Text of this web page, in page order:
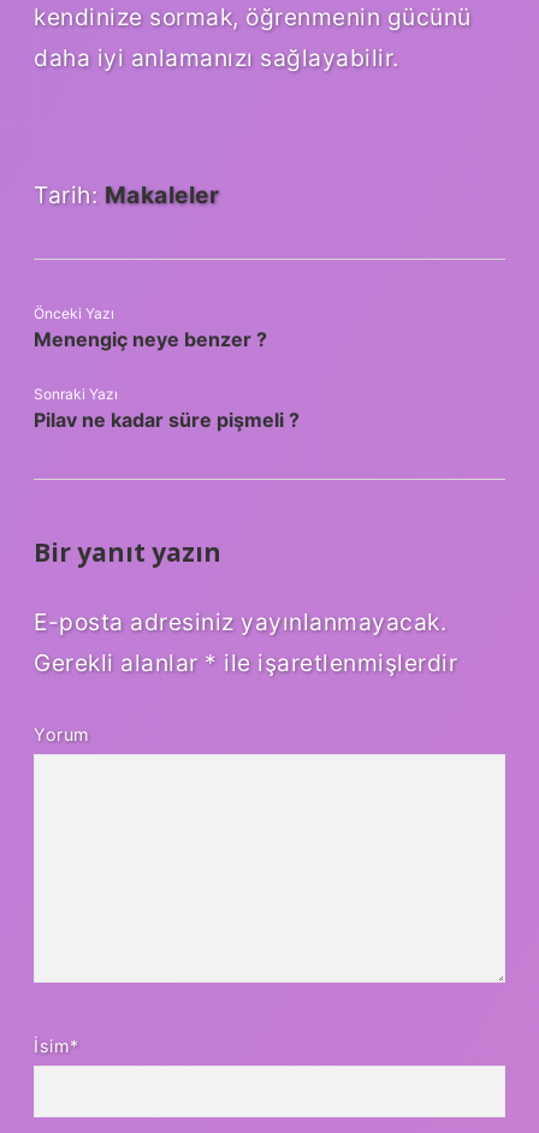
kendinize sormak, öğrenmenin gücünü
daha iyi anlamanızı sağlayabilir.
Tarih: Makaleler
Önceki Yazı
Menengiç neye benzer ?
Sonraki Yazı
Pilav ne kadar süre pişmeli ?
Bir yanıt yazın
E-posta adresiniz yayınlanmayacak.
Gerekli alanlar * ile işaretlenmişlerdir
Yorum
İsim*